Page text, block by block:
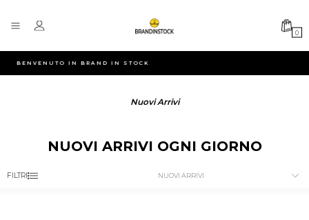
BENVENUTO IN BRAND IN STOCK
0
Nuovi Arrivi
NUOVI ARRIVI OGNI GIORNO
FILTRI